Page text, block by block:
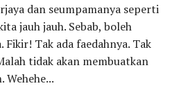
dan seumpamanya seperti
jauh jauh. Sebab, boleh
Tak ada faedahnya. Tak
tidak akan membuatkan
Wehehe...